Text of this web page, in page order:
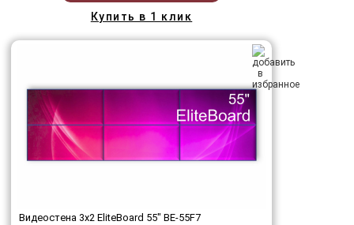
Купить в 1 клик
Видеостена 3x2 EliteBoard 55" BE-55F7